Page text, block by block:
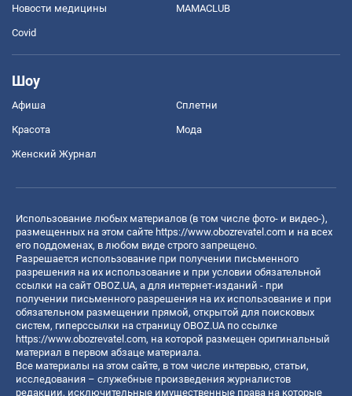
Новости медицины MAMACLUB
Covid
Шоу
Афиша Сплетни
Красота Мода
Женский Журнал
Использование любых материалов (в том числе фото- и видео-),
размещенных на этом сайте https://www.obozrevatel.com и на всех
его поддоменах, в любом виде строго запрещено.
Разрешается использование при получении письменного
разрешения на их использование и при условии обязательной
ссылки на сайт OBOZ.UA, а для интернет-изданий - при
получении письменного разрешения на их использование и при
обязательном размещении прямой, открытой для поисковых
систем, гиперссылки на страницу OBOZ.UA по ссылке
https://www.obozrevatel.com, на которой размещен оригинальный
материал в первом абзаце материала.
Все материалы на этом сайте, в том числе интервью, статьи,
исследования – служебные произведения журналистов
редакции, исключительные имущественные права на которые